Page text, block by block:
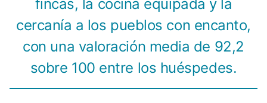
fincas, la cocina equipada y la
cercanía a los pueblos con encanto,
con una valoración media de 92,2
sobre 100 entre los huéspedes.